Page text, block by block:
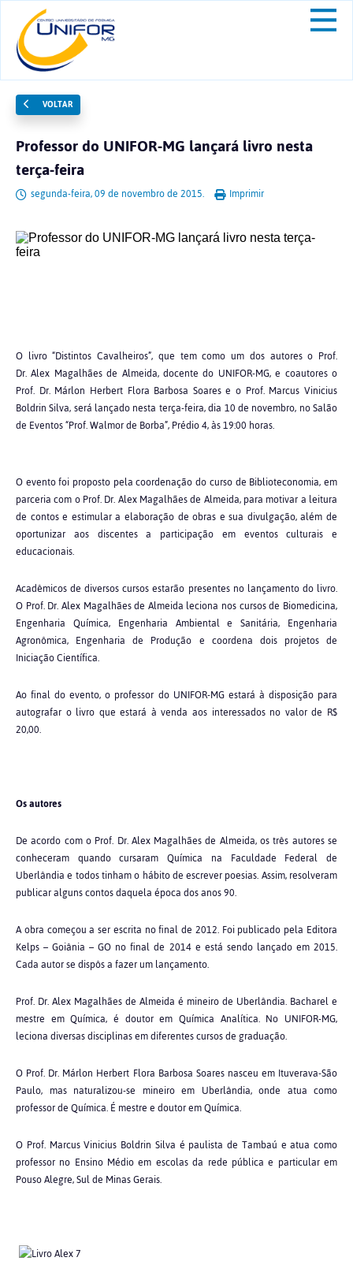
VOLTAR
Professor do UNIFOR-MG lançará livro nesta
terça-feira
segunda-feira, 09 de novembro de 2015. Imprimir
O livro “Distintos Cavalheiros”, que tem como um dos autores o Prof.
Dr. Alex Magalhães de Almeida, docente do UNIFOR-MG, e coautores o
Prof. Dr. Márlon Herbert Flora Barbosa Soares e o Prof. Marcus Vinicius
Boldrin Silva, será lançado nesta terça-feira, dia 10 de novembro, no Salão
de Eventos “Prof. Walmor de Borba”, Prédio 4, às 19:00 horas.
O evento foi proposto pela coordenação do curso de Biblioteconomia, em
parceria com o Prof. Dr. Alex Magalhães de Almeida, para motivar a leitura
de contos e estimular a elaboração de obras e sua divulgação, além de
oportunizar aos discentes a participação em eventos culturais e
educacionais.
Acadêmicos de diversos cursos estarão presentes no lançamento do livro.
O Prof. Dr. Alex Magalhães de Almeida leciona nos cursos de Biomedicina,
Engenharia Química, Engenharia Ambiental e Sanitária, Engenharia
Agronômica, Engenharia de Produção e coordena dois projetos de
Iniciação Científica.
Ao final do evento, o professor do UNIFOR-MG estará à disposição para
autografar o livro que estará à venda aos interessados no valor de R$
20,00.
Os autores
De acordo com o Prof. Dr. Alex Magalhães de Almeida, os três autores se
conheceram quando cursaram Química na Faculdade Federal de
Uberlândia e todos tinham o hábito de escrever poesias. Assim, resolveram
publicar alguns contos daquela época dos anos 90.
A obra começou a ser escrita no final de 2012. Foi publicado pela Editora
Kelps – Goiânia – GO no final de 2014 e está sendo lançado em 2015.
Cada autor se dispôs a fazer um lançamento.
Prof. Dr. Alex Magalhães de Almeida é mineiro de Uberlândia. Bacharel e
mestre em Química, é doutor em Química Analítica. No UNIFOR-MG,
leciona diversas disciplinas em diferentes cursos de graduação.
O Prof. Dr. Márlon Herbert Flora Barbosa Soares nasceu em Ituverava-São
Paulo, mas naturalizou-se mineiro em Uberlândia, onde atua como
professor de Química. É mestre e doutor em Química.
O Prof. Marcus Vinicius Boldrin Silva é paulista de Tambaú e atua como
professor no Ensino Médio em escolas da rede pública e particular em
Pouso Alegre, Sul de Minas Gerais.